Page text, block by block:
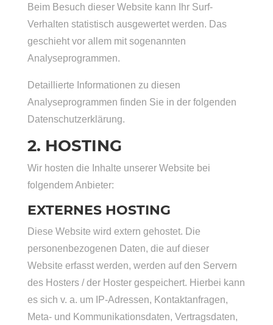
Beim Besuch dieser Website kann Ihr Surf-
Verhalten statistisch ausgewertet werden. Das
geschieht vor allem mit sogenannten
Analyseprogrammen.
Detaillierte Informationen zu diesen
Analyseprogrammen finden Sie in der folgenden
Datenschutzerklärung.
2. HOSTING
Wir hosten die Inhalte unserer Website bei
folgendem Anbieter:
EXTERNES HOSTING
Diese Website wird extern gehostet. Die
personenbezogenen Daten, die auf dieser
Website erfasst werden, werden auf den Servern
des Hosters / der Hoster gespeichert. Hierbei kann
es sich v. a. um IP-Adressen, Kontaktanfragen,
Meta- und Kommunikationsdaten, Vertragsdaten,